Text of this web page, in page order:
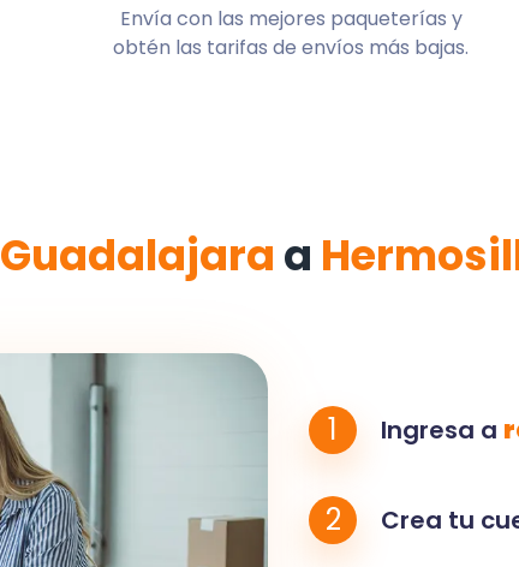
Envía con las mejores paqueterías y
obtén las tarifas de envíos más bajas.
Guadalajara a
1 Ingresa a
2 Crea tu